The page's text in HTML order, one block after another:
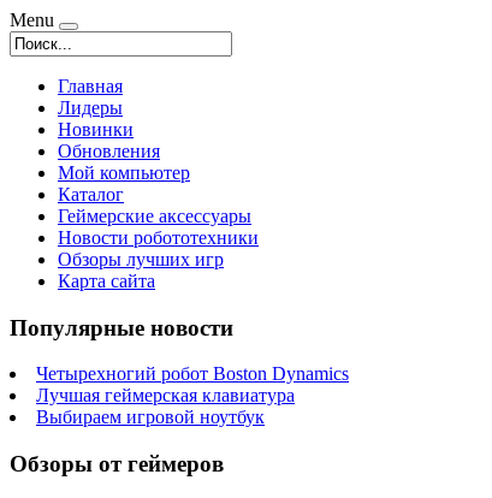
Menu
Главная
Лидеры
Новинки
Обновления
Мой компьютер
Каталог
Геймерские аксессуары
Новости робототехники
Обзоры лучших игр
Карта сайта
Популярные новости
Четырехногий робот Boston Dynamics
Лучшая геймерская клавиатура
Выбираем игровой ноутбук
Обзоры от геймеров